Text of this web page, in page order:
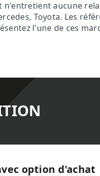
aucune
Toyota. Les
l'une de ces
option d'achat